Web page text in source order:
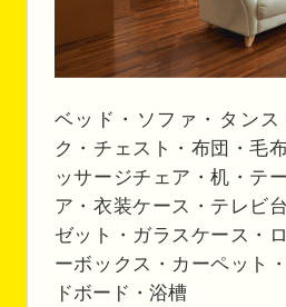
ベッド・ソファ・タン
ク・チェスト・布団・毛
ッサージチェア・机・テ
ア・衣装ケース・テレビ
ゼット・ガラスケース・
ーボックス・カーペット
ドボード・浴槽